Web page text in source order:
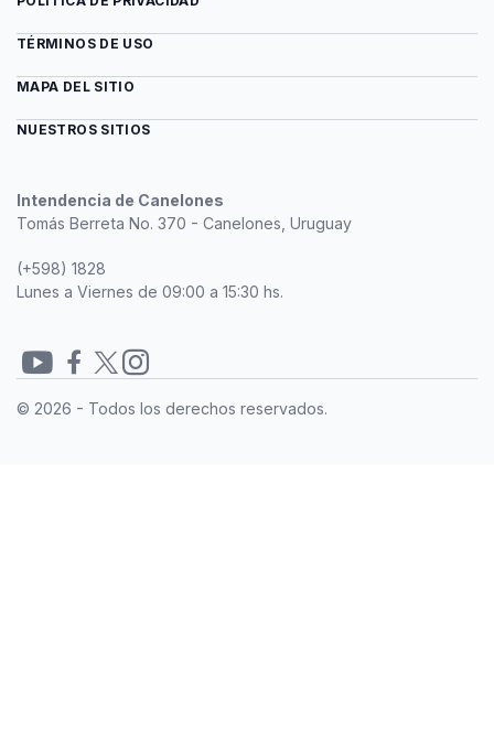
Intendencia de Canelones
Tomás Berreta No. 370 - Canelones, Uruguay
(+598) 1828
Lunes a Viernes de 09:00 a 15:30 hs.
TÉRMINOS DE USO
MAPA DEL SITIO
NUESTROS SITIOS
© 2026 - Todos los derechos reservados.
Redes